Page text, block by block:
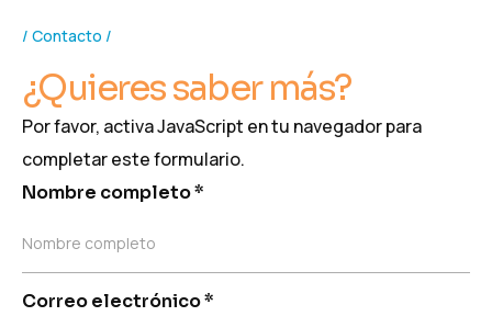
Contacto
¿Quieres saber más?
Por favor, activa JavaScript en tu navegador para
completar este formulario.
Nombre completo*
Nombre completo
Correo electrónico*